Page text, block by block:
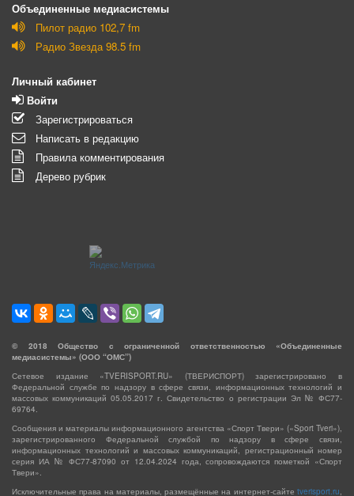
Объединенные медиасистемы
Пилот радио 102,7 fm
Радио Звезда 98.5 fm
Личный кабинет
Войти
Зарегистрироваться
Написать в редакцию
Правила комментирования
Дерево рубрик
© 2018 Общество с ограниченной ответственностью «Объединенные
медиасистемы» (ООО “ОМС”)
Сетевое издание «TVERISPORT.RU» (ТВЕРИСПОРТ) зарегистрировано в
Федеральной службе по надзору в сфере связи, информационных технологий и
массовых коммуникаций 05.05.2017 г. Свидетельство о регистрации Эл № ФС77-
69764.
Сообщения и материалы информационного агентства «Спорт Твери» («Sport Tveri»),
зарегистрированного Федеральной службой по надзору в сфере связи,
информационных технологий и массовых коммуникаций, регистрационный номер
серия ИА № ФС77-87090 от 12.04.2024 года, сопровождаются пометкой «Спорт
Твери».
Исключительные права на материалы, размещённые на интернет-сайте tverisport.ru,